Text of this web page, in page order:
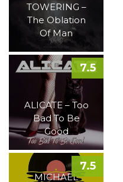
TOWERING –
The Oblation
Of Man
ALICATE – Too
Bad To Be
Good
7.5
MICHAEL
7.5